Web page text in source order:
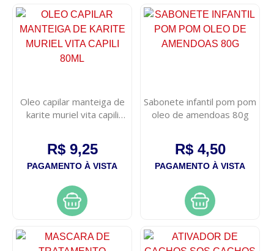
Oleo capilar manteiga de
karite muriel vita capili
R$ 9,25
PAGAMENTO À VISTA
Sabonete infantil pom pom
oleo de amendoas 80g
R$ 4,50
PAGAMENTO À VISTA